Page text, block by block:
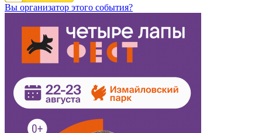
Вы организатор этого события?